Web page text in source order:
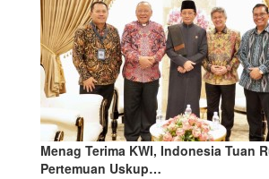
Menag Terima KWI, Indonesia Tuan
Pertemuan Uskup…